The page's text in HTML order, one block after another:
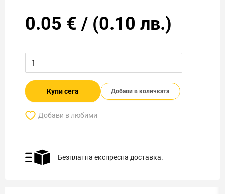
0.05 € / (0.10 лв.)
Купи сега Добави в количката
Добави в любими
Безплатна експресна доставка.